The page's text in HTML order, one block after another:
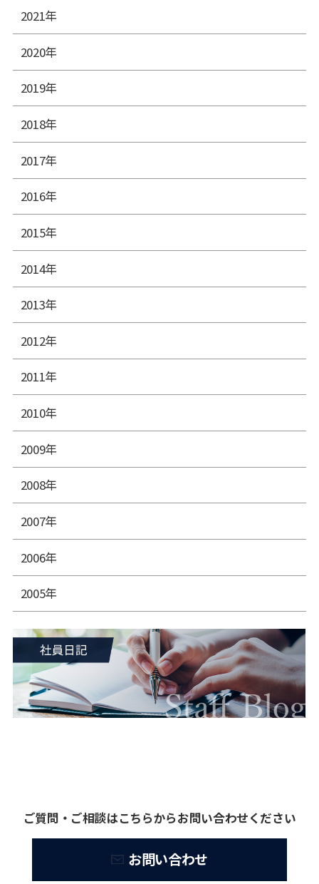
2021年
2020年
2019年
2018年
2017年
2016年
2015年
2014年
2013年
2012年
2011年
2010年
2009年
2008年
2007年
2006年
2005年
ご質問・ご相談はこちらからお問い合わせください
お問い合わせ